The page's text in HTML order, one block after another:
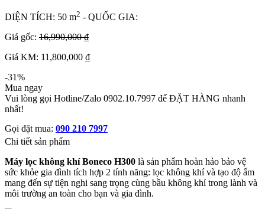
DIỆN TÍCH: 50 m2 - QUỐC GIA:
Giá gốc: 16,990,000 ₫
Giá KM: 11,800,000 ₫
-31%
Mua ngay
Vui lòng gọi Hotline/Zalo 0902.10.7997 để ĐẶT HÀNG nhanh
nhất!
Gọi đặt mua: 090 210 7997
Chi tiết sản phẩm
Máy lọc không khí Boneco H300 là sản phẩm hoàn hảo bảo vệ
sức khỏe gia đình tích hợp 2 tính năng: lọc không khí và tạo độ ẩm
mang đến sự tiện nghi sang trọng cùng bầu không khí trong lành và
môi trường an toàn cho bạn và gia đình.